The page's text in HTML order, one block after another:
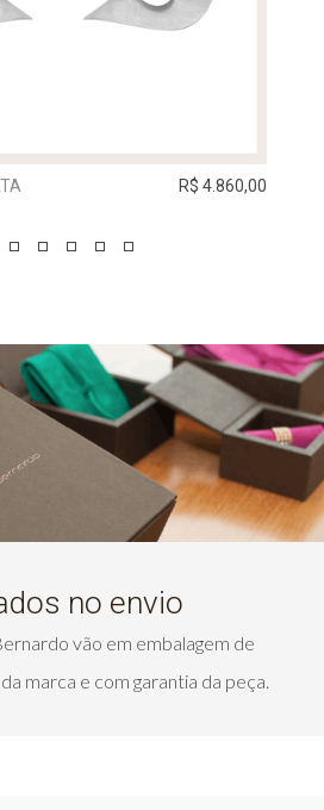
R$ 4.860,00
no envio
vão em embalagem de
marca e com garantia da peça.